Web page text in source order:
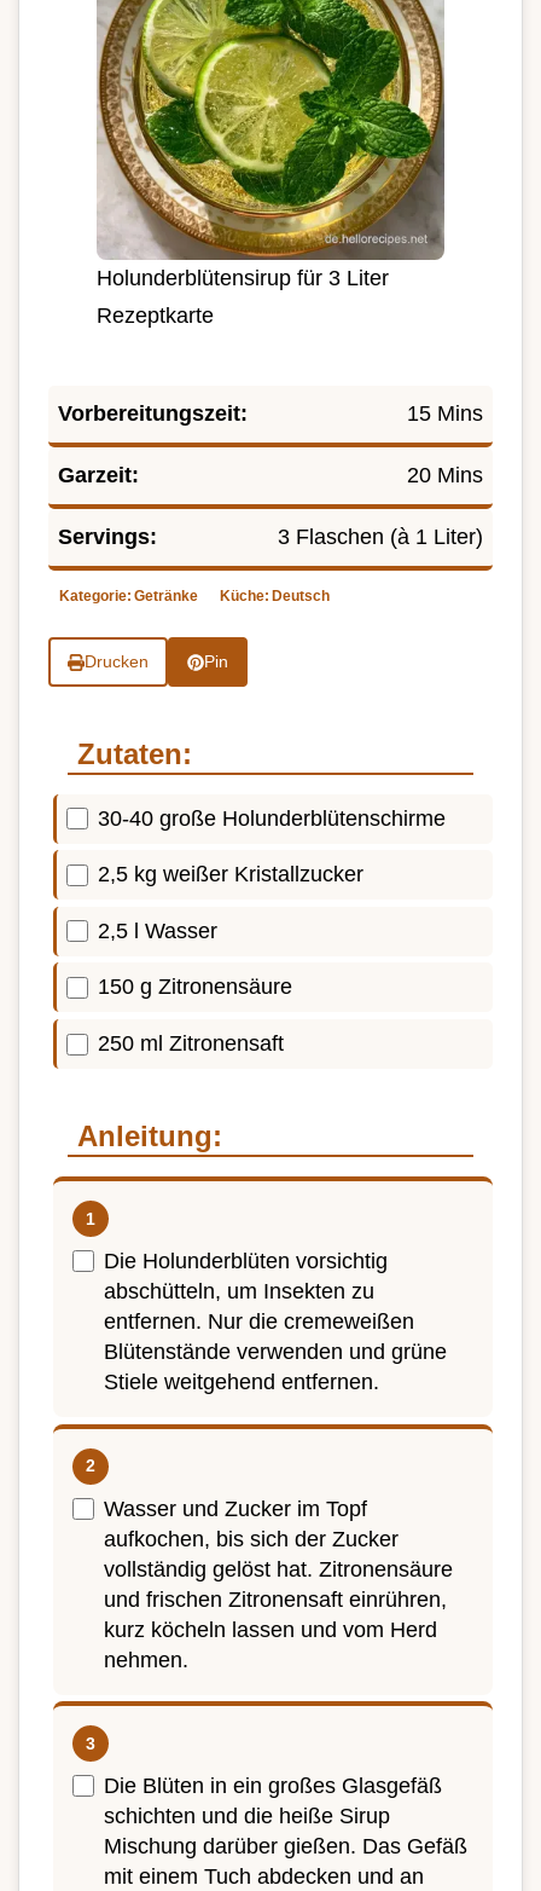
Holunderblütensirup für 3 Liter
Rezeptkarte
Vorbereitungszeit: 15 Mins
Garzeit: 20 Mins
Servings: 3 Flaschen (à 1 Liter)
Kategorie: Getränke Küche: Deutsch
Drucken Pin
Zutaten:
30-40 große Holunderblütenschirme
2,5 kg weißer Kristallzucker
2,5 l Wasser
150 g Zitronensäure
250 ml Zitronensaft
Anleitung:
Die Holunderblüten vorsichtig
abschütteln, um Insekten zu
entfernen. Nur die cremeweißen
Blütenstände verwenden und grüne
Stiele weitgehend entfernen.
Wasser und Zucker im Topf
aufkochen, bis sich der Zucker
vollständig gelöst hat. Zitronensäure
und frischen Zitronensaft einrühren,
kurz köcheln lassen und vom Herd
nehmen.
Die Blüten in ein großes Glasgefäß
schichten und die heiße Sirup
Mischung darüber gießen. Das Gefäß
mit einem Tuch abdecken und an